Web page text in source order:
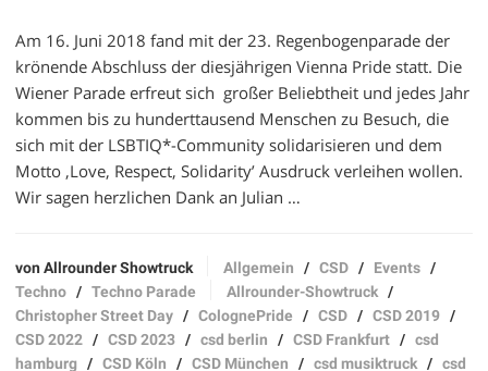
Am 16. Juni 2018 fand mit der 23. Regenbogenparade der
krönende Abschluss der diesjährigen Vienna Pride statt. Die
Wiener Parade erfreut sich großer Beliebtheit und jedes Jahr
kommen bis zu hunderttausend Menschen zu Besuch, die
sich mit der LSBTIQ*-Community solidarisieren und dem
Motto ‚Love, Respect, Solidarity’ Ausdruck verleihen wollen.
Wir sagen herzlichen Dank an Julian …
von Allrounder Showtruck Allgemein /CSD / Events /
Techno /Techno Parade Allrounder-Showtruck /
Christopher Street Day /ColognePride /CSD /CSD 2019 /
CSD 2022 /CSD 2023 /csd berlin /CSD Frankfurt /csd
hamburg /CSD Köln /CSD München /csd musiktruck /csd